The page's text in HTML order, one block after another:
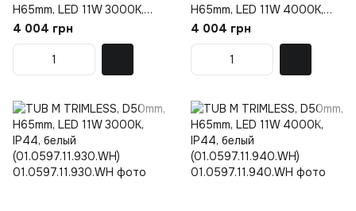
H65mm, LED 11W 3000K,
IP44, чёрный
(01.0599.11.930.BK)
4 004 грн
H65mm, LED 11W 4000K,
IP44, чёрный
(01.0599.11.940.BK)
4 004 грн